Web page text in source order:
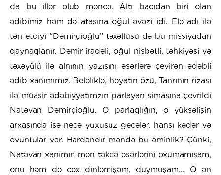
da bu illər olub məncə. Altı bacıdan biri olan
ədibimiz həm də atasına oğul əvəzi idi. Elə adı ilə
tən etdiyi “Dəmirçioğlu” təxəllüsü də bu missiyadan
qaynaqlanır. Dəmir iradəli, oğul nisbətli, təhkiyəsi və
təxəyülü ilə alnının yazısını əsərlərə çevirən ədəbli
ədib xanımımız. Beləliklə, həyatın özü, Tanrının rizası
ilə müasir ədəbiyyatımzın parlayan simasına çevrildi
Natəvan Dəmirçioğlu. O parlaqlığın, o yüksəlişin
arxasında isə necə yuxusuz gecələr, hansı kədər və
ovuntular var. Hardandır məndə bu əminlik? Çünki,
Natəvan xanımın mən təkcə əsərlərini oxumamışam,
onu həm də çox dinləmişəm, duymuşam... O ən